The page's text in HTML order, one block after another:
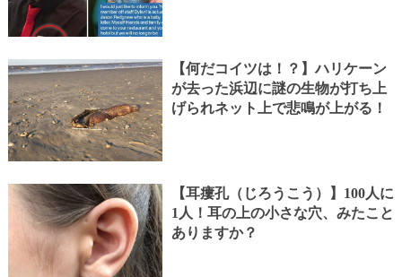
【何だコイツは！？】ハリケーン
が去った浜辺に謎の生物が打ち上
げられネット上で悲鳴が上がる！
【耳瘻孔（じろうこう）】100人に
1人！耳の上の小さな穴、みたこと
ありますか？